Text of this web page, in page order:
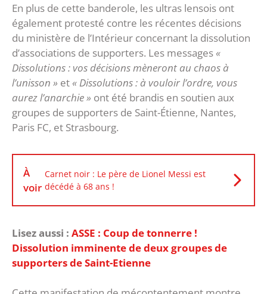
En plus de cette banderole, les ultras lensois ont
également protesté contre les récentes décisions
du ministère de l’Intérieur concernant la dissolution
d’associations de supporters. Les messages«
Dissolutions : vos décisions mèneront au chaos à
l’unisson » et« Dissolutions : à vouloir l’ordre, vous
aurez l’anarchie » ont été brandis en soutien aux
groupes de supporters de Saint-Étienne, Nantes,
Paris FC, et Strasbourg.
À
voir
Carnet noir : Le père de Lionel Messi est
décédé à 68 ans !
Lisez aussi : ASSE : Coup de tonnerre !
Dissolution imminente de deux groupes de
supporters de Saint-Etienne